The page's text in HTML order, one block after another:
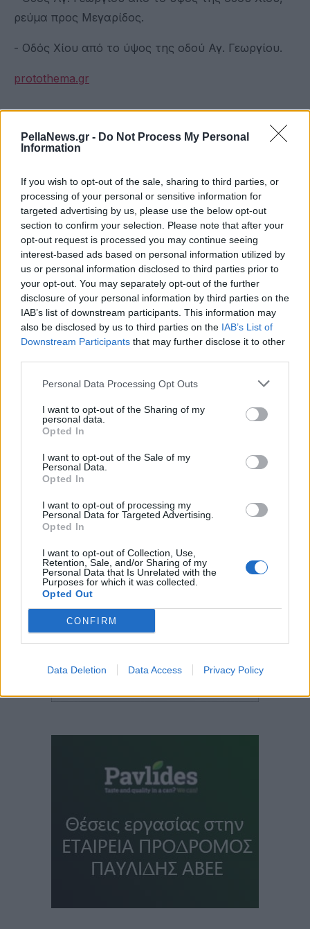
PellaNews.gr - Do Not Process My Personal
Information
If you wish to opt-out of the sale, sharing to third parties, or
processing of your personal or sensitive information for
targeted advertising by us, please use the below opt-out
section to confirm your selection. Please note that after your
opt-out request is processed you may continue seeing
interest-based ads based on personal information utilized by
us or personal information disclosed to third parties prior to
your opt-out. You may separately opt-out of the further
disclosure of your personal information by third parties on the
IAB’s list of downstream participants. This information may
also be disclosed by us to third parties on the IAB’s List of
Downstream Participants that may further disclose it to other
Personal Data Processing Opt Outs
I want to opt-out of the Sharing of my
personal data.
Opted In
I want to opt-out of the Sale of my
Personal Data.
Opted In
I want to opt-out of processing my
Personal Data for Targeted Advertising.
Opted In
I want to opt-out of Collection, Use,
Retention, Sale, and/or Sharing of my
Personal Data that Is Unrelated with the
Purposes for which it was collected.
Opted Out
CONFIRM
Data Deletion Data Access Privacy Policy
ρεύμα προς Μεγαρίδος.
- Οδός Χίου από το ύψος της οδού Αγ. Γεωργίου.
protothema.gr